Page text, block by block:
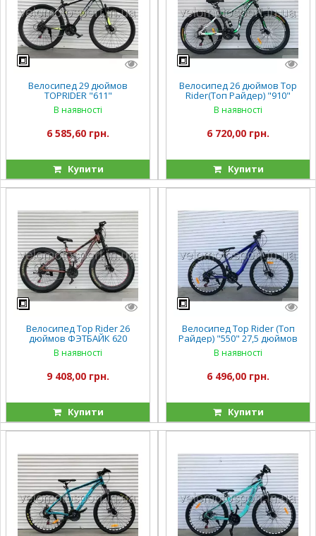
Велосипед 29 дюймов
TOPRIDER "611"
В наявності
6 585,60 грн.
Купити
Велосипед 26 дюймов Top
Rider(Топ Райдер) "910"
В наявності
6 720,00 грн.
Купити
Велосипед Top Rider 26
дюймов ФЭТБАЙК 620
В наявності
9 408,00 грн.
Купити
Велосипед Top Rider (Топ
Райдер) "550" 27,5 дюймов
В наявності
6 496,00 грн.
Купити